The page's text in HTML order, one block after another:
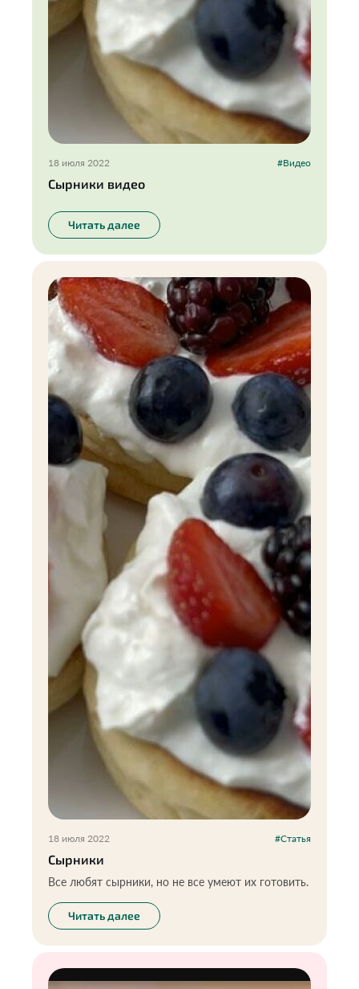
18 июля 2022 #Видео
Сырники видео
Читать далее
18 июля 2022 #Статья
Сырники
Все любят сырники, но не все умеют их готовить.
Читать далее